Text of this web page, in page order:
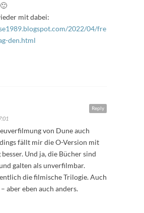
mit dabei:
2022/04/freitagfuller-
den.html
Reply
von Dune auch
fällt mir die O-Version mit
Und ja, die Bücher sind
galten als unverfilmbar.
die filmische Trilogie. Auch
aber eben auch anders.